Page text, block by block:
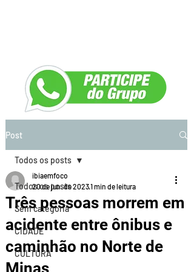
Post
Todos os posts
Sem categoria
CIDADE
CULTURA
Todos os posts
Três pessoas morrem em
acidente entre ônibus e
caminhão no Norte de
Minas
ibiaemfoco
20 de jun. de 20231 min de leitura